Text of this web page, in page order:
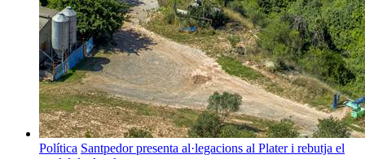
Política Santpedor presenta al·legacions al Plater i rebutja el